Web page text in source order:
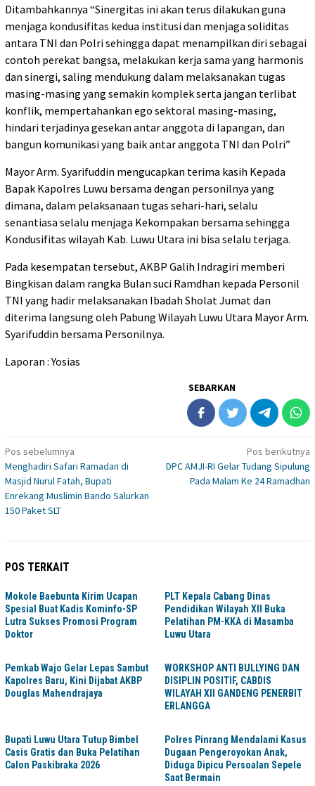
Ditambahkannya “Sinergitas ini akan terus dilakukan guna
menjaga kondusifitas kedua institusi dan menjaga soliditas
antara TNI dan Polri sehingga dapat menampilkan diri sebagai
contoh perekat bangsa, melakukan kerja sama yang harmonis
dan sinergi, saling mendukung dalam melaksanakan tugas
masing-masing yang semakin komplek serta jangan terlibat
konflik, mempertahankan ego sektoral masing-masing,
hindari terjadinya gesekan antar anggota di lapangan, dan
bangun komunikasi yang baik antar anggota TNI dan Polri”
Mayor Arm. Syarifuddin mengucapkan terima kasih Kepada
Bapak Kapolres Luwu bersama dengan personilnya yang
dimana, dalam pelaksanaan tugas sehari-hari, selalu
senantiasa selalu menjaga Kekompakan bersama sehingga
Kondusifitas wilayah Kab. Luwu Utara ini bisa selalu terjaga.
Pada kesempatan tersebut, AKBP Galih Indragiri memberi
Bingkisan dalam rangka Bulan suci Ramdhan kepada Personil
TNI yang hadir melaksanakan Ibadah Sholat Jumat dan
diterima langsung oleh Pabung Wilayah Luwu Utara Mayor Arm.
Syarifuddin bersama Personilnya.
Laporan : Yosias
SEBARKAN
Navigasi
pos
Pos sebelumnya
Menghadiri Safari Ramadan di
Masjid Nurul Fatah, Bupati
Enrekang Muslimin Bando Salurkan
150 Paket SLT
Pos berikutnya
DPC AMJI-RI Gelar Tudang Sipulung
Pada Malam Ke 24 Ramadhan
POS TERKAIT
Mokole Baebunta Kirim Ucapan
Spesial Buat Kadis Kominfo-SP
Lutra Sukses Promosi Program
Doktor
PLT Kepala Cabang Dinas
Pendidikan Wilayah XII Buka
Pelatihan PM-KKA di Masamba
Luwu Utara
Pemkab Wajo Gelar Lepas Sambut
Kapolres Baru, Kini Dijabat AKBP
Douglas Mahendrajaya
WORKSHOP ANTI BULLYING DAN
DISIPLIN POSITIF, CABDIS
WILAYAH XII GANDENG PENERBIT
ERLANGGA
Bupati Luwu Utara Tutup Bimbel
Casis Gratis dan Buka Pelatihan
Calon Paskibraka 2026
Polres Pinrang Mendalami Kasus
Dugaan Pengeroyokan Anak,
Diduga Dipicu Persoalan Sepele
Saat Bermain